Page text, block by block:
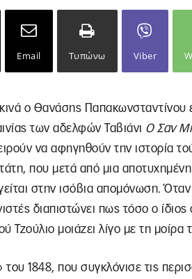
Email Τυπώνω Viber
ο Θανάσης
των αδελφών Ταβιάνι Ο Σαν
να αφηγηθούν την ιστορία
που μετά από μια
στην ισόβια απομόνωση.
διαπιστώνει πως τόσο ο ίδιος
Τζούλιο μοιάζει λίγο με τη
1848, που συγκλόνισε τις